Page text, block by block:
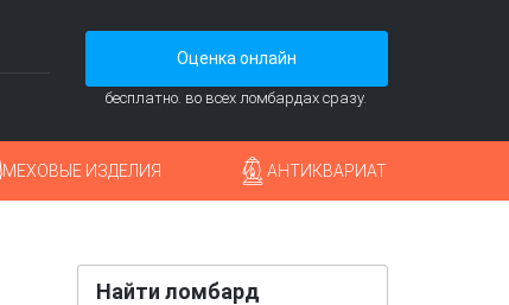
Оценка онлайн
бесплатно. во всех ломбардах сразу.
МЕХОВЫЕ ИЗДЕЛИЯ АНТИКВАРИАТ
Найти ломбард